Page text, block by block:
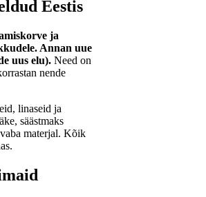
Eestis
ja
Annan uue
uus elu). Need on
nende
linaseid ja
säästmaks
materjal. Kõik